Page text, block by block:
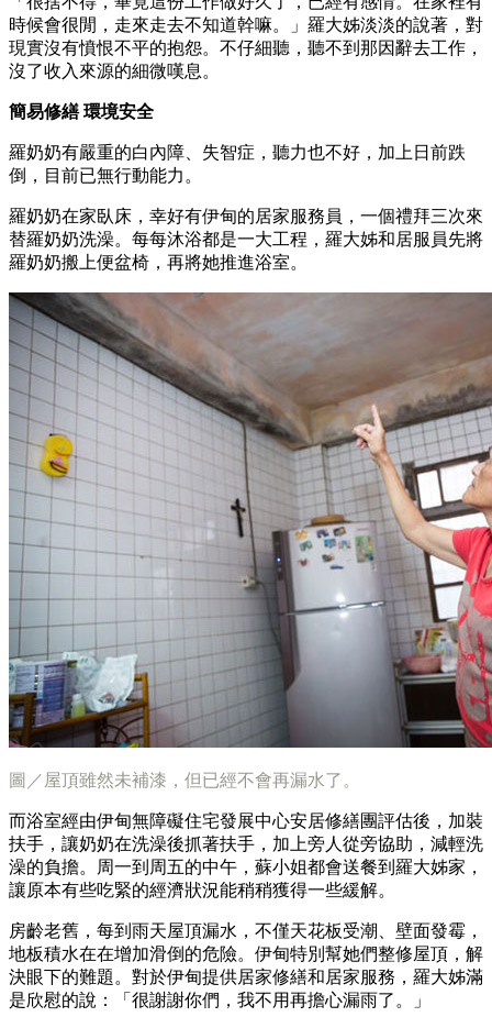
時候會很閒，走來走去不知道幹嘛。」羅大姊淡淡的說著，對
現實沒有憤恨不平的抱怨。不仔細聽，聽不到那因辭去工作，
沒了收入來源的細微嘆息。
簡易修繕 環境安全
羅奶奶有嚴重的白內障、失智症，聽力也不好，加上日前跌
倒，目前已無行動能力。
羅奶奶在家臥床，幸好有伊甸的居家服務員，一個禮拜三次來
替羅奶奶洗澡。每每沐浴都是一大工程，羅大姊和居服員先將
羅奶奶搬上便盆椅，再將她推進浴室。
圖／屋頂雖然未補漆，但已經不會再漏水了。
而浴室經由伊甸無障礙住宅發展中心安居修繕團評估後，加裝
扶手，讓奶奶在洗澡後抓著扶手，加上旁人從旁協助，減輕洗
澡的負擔。周一到周五的中午，蘇小姐都會送餐到羅大姊家，
讓原本有些吃緊的經濟狀況能稍稍獲得一些緩解。
房齡老舊，每到雨天屋頂漏水，不僅天花板受潮、壁面發霉，
地板積水在在增加滑倒的危險。伊甸特別幫她們整修屋頂，解
決眼下的難題。對於伊甸提供居家修繕和居家服務，羅大姊滿
是欣慰的說：「很謝謝你們，我不用再擔心漏雨了。」